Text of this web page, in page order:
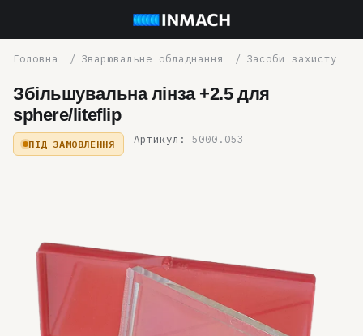
Зварювальне обладнання Засоби захисту
Збільшувальна лінза +2.5 для
sphere/liteflip
ПІД ЗАМОВЛЕННЯ Артикул: 5000.053